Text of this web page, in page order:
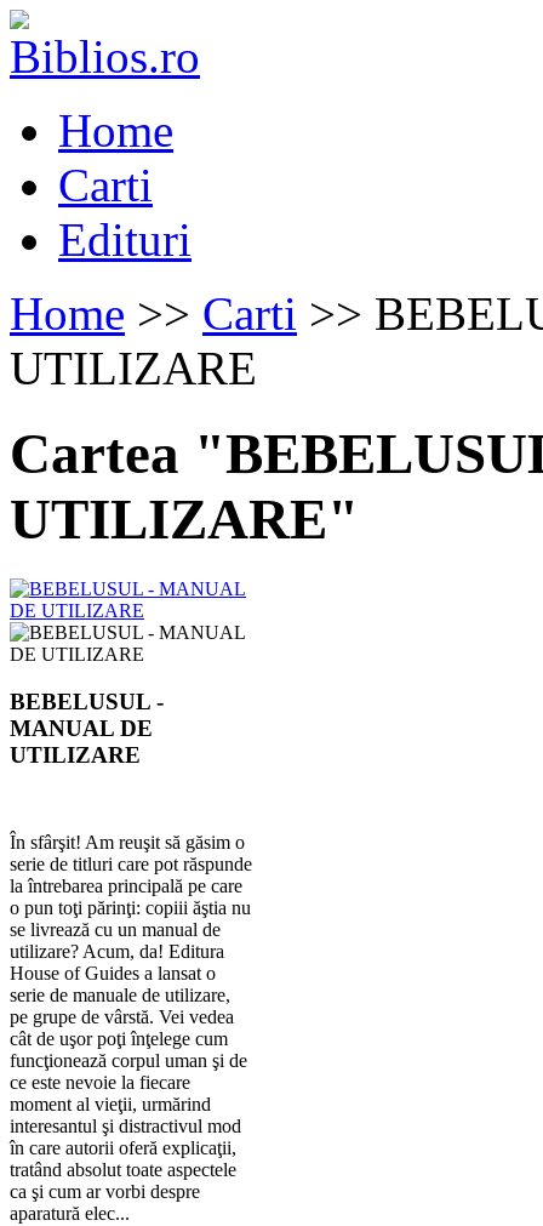
Home
Carti
Edituri
Home >> Carti >>
UTILIZARE
Cartea
UTILIZARE"
BEBELUSUL -
MANUAL DE
UTILIZARE
În sfârşit! Am reuşit să găsim o
serie de titluri care pot răspunde
la întrebarea principală pe care
o pun toţi părinţi: copiii ăştia nu
se livrează cu un manual de
utilizare? Acum, da! Editura
House of Guides a lansat o
serie de manuale de utilizare,
pe grupe de vârstă. Vei vedea
cât de uşor poţi înţelege cum
funcţionează corpul uman şi de
ce este nevoie la fiecare
moment al vieţii, urmărind
interesantul şi distractivul mod
în care autorii oferă explicaţii,
tratând absolut toate aspectele
ca şi cum ar vorbi despre
aparatură elec...